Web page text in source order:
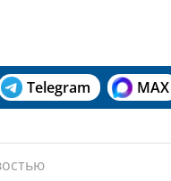
Telegram MAX